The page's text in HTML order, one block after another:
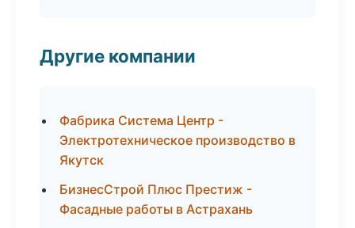
Другие компании
Фабрика Система Центр -
Электротехническое производство в
Якутск
БизнесСтрой Плюс Престиж -
Фасадные работы в Астрахань